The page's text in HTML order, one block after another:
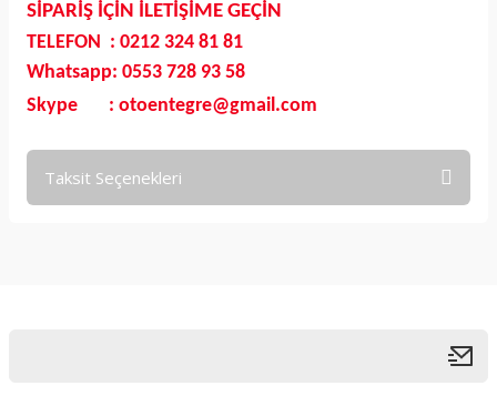
SİPARİŞ İÇİN İLETİŞİME GEÇİN
TELEFON : 0212 324 81 81
Whatsapp: 0553 728 93 58
Skype : otoentegre@gmail.com
Taksit Seçenekleri